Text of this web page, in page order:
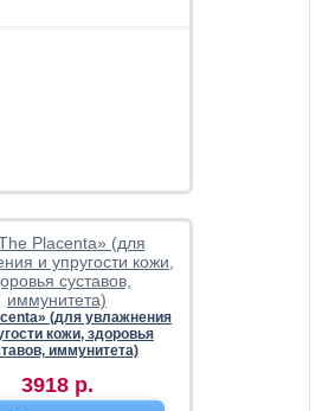
(для увлажнения
кожи, здоровья
иммунитета)
3918 р.